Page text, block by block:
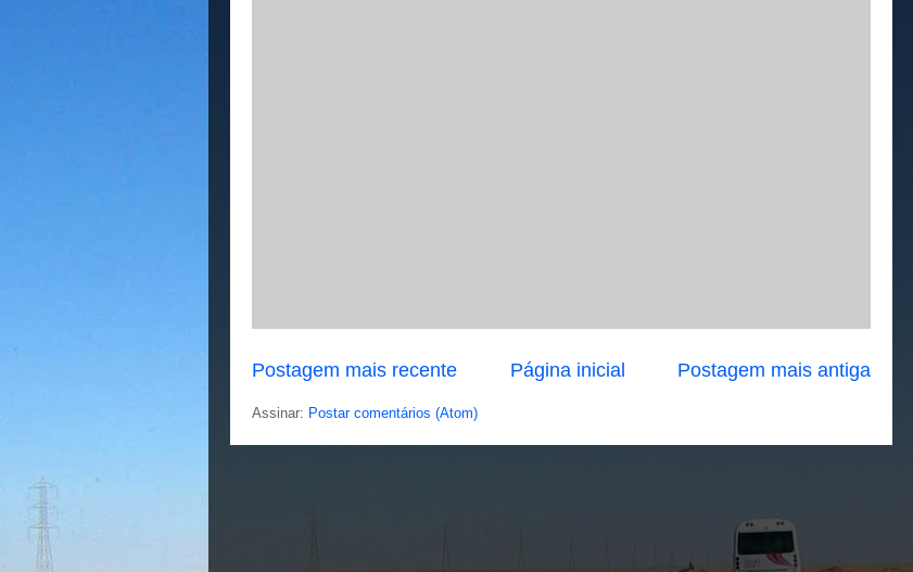
Postagem mais recente Postagem mais antiga
Página inicial
Assinar: Postar comentários (Atom)